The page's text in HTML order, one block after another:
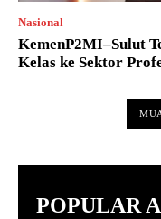
Nasional
KemenP2MI–Sulut
Kelas ke Sektor
POPULAR